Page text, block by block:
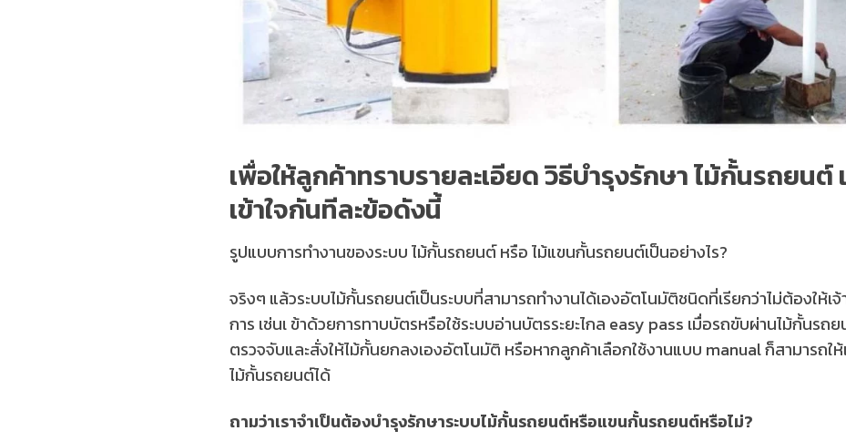
เพื่อให้ลูกค้าทราบรายละเอียด วิธีบำรุงรักษา ไม้กั้นรถยนต์
เข้าใจกันทีละข้อดังนี้
รูปแบบการทำงานของระบบ ไม้กั้นรถยนต์ หรือ ไม้แขนกั้นรถยนต์เป็นอย่างไร?
จริงๆ แล้วระบบไม้กั้นรถยนต์เป็นระบบที่สามารถทำงานได้เองอัตโนมัติชนิดที่เรียกว่าไม่ต้องให้
การ เช่นเ ข้าด้วยการทาบบัตรหรือใช้ระบบอ่านบัตรระยะไกล easy pass เมื่อรถขับผ่านไม้กั้นรถ
ตรวจจับและสั่งให้ไม้กั้นยกลงเองอัตโนมัติ หรือหากลูกค้าเลือกใช้งานแบบ manual ก็สามารถให้
ไม้กั้นรถยนต์ได้
ถามว่าเราจำเป็นต้องบำรุงรักษาระบบไม้กั้นรถยนต์หรือแขนกั้นรถยนต์หรือไม่?